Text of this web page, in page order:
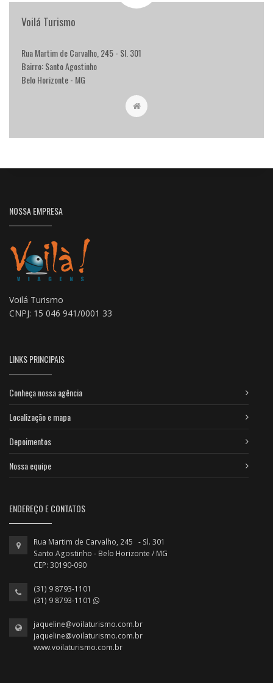
Voilá Turismo
Rua Martim de Carvalho, 245 - Sl. 301
Bairro: Santo Agostinho
Belo Horizonte - MG
NOSSA EMPRESA
Voilá Turismo
CNPJ: 15 046 941/0001 33
LINKS PRINCIPAIS
Conheça nossa agência
Localização e mapa
Depoimentos
Nossa equipe
ENDEREÇO E CONTATOS
Rua Martim de Carvalho, 245 - Sl. 301
Santo Agostinho - Belo Horizonte / MG
CEP: 30190-090
(31) 9 8793-1101
(31) 9 8793-1101
jaqueline@voilaturismo.com.br
jaqueline@voilaturismo.com.br
www.voilaturismo.com.br